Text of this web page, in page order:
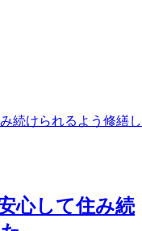
心して住み続